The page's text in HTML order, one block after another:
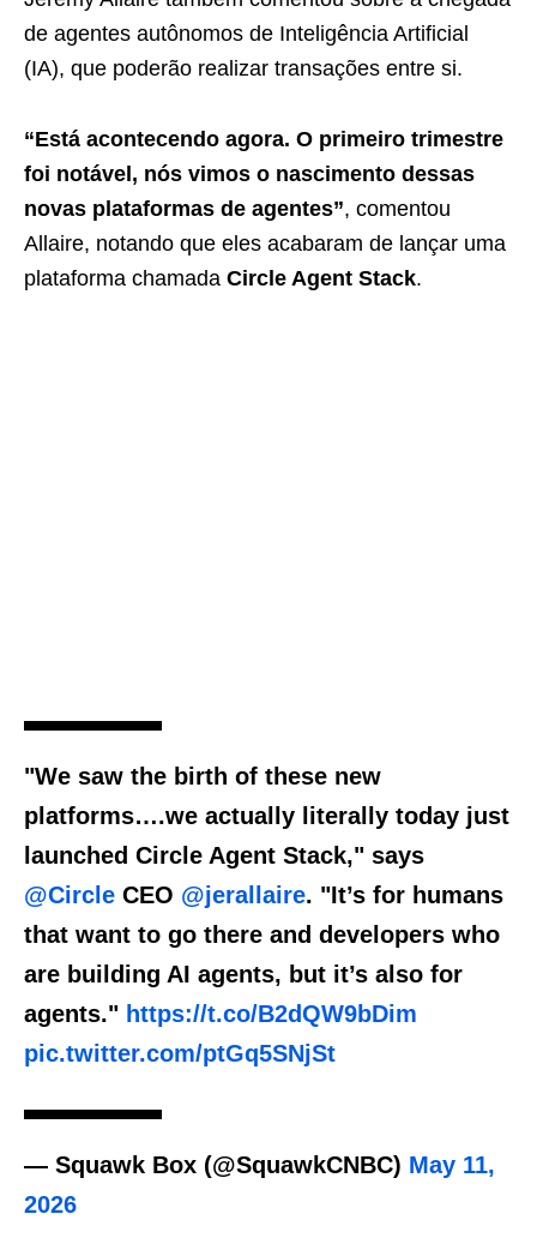
de agentes autônomos de Inteligência Artificial
(IA), que poderão realizar transações entre si.
“Está acontecendo agora. O primeiro trimestre
foi notável, nós vimos o nascimento dessas
novas plataformas de agentes”, comentou
Allaire, notando que eles acabaram de lançar uma
plataforma chamada Circle Agent Stack.
"We saw the birth of these new
platforms….we actually literally today just
launched Circle Agent Stack," says
@Circle CEO @jerallaire. "It’s for humans
that want to go there and developers who
are building AI agents, but it’s also for
agents." https://t.co/B2dQW9bDim
pic.twitter.com/ptGq5SNjSt
— Squawk Box (@SquawkCNBC) May 11,
2026